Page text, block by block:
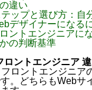
違い
ップと選び方：自
デザイナーになる
ントエンジニアに
の判断基準
ロントエンジニア
ロントエンジニア
。どちらもWebサ